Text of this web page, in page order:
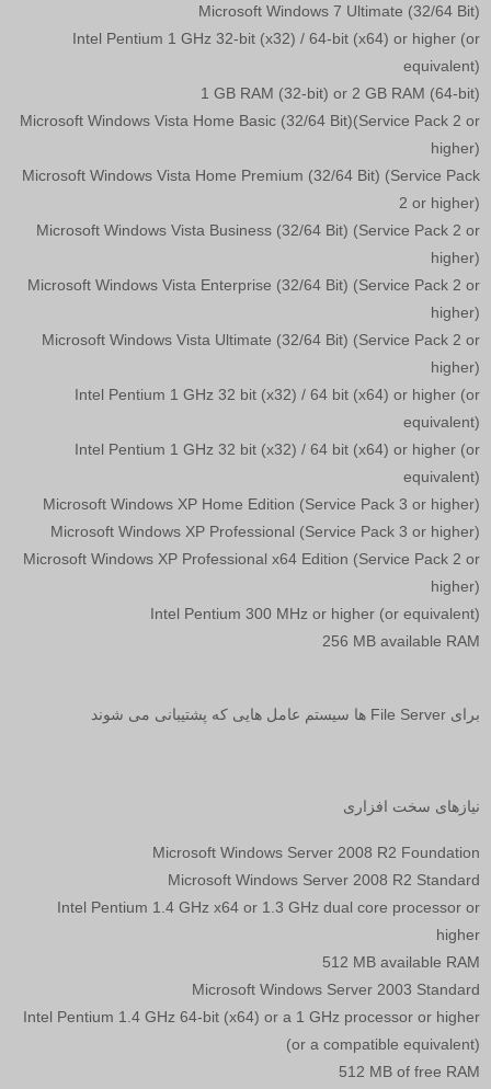
Microsoft Windows 7 Ultimate (32/64 Bit)
Intel Pentium 1 GHz 32-bit (x32) / 64-bit (x64) or higher (or
equivalent)
1 GB RAM (32-bit) or 2 GB RAM (64-bit)
Microsoft Windows Vista Home Basic (32/64 Bit)(Service Pack 2 or
higher)
Microsoft Windows Vista Home Premium (32/64 Bit) (Service Pack
2 or higher)
Microsoft Windows Vista Business (32/64 Bit) (Service Pack 2 or
higher)
Microsoft Windows Vista Enterprise (32/64 Bit) (Service Pack 2 or
higher)
Microsoft Windows Vista Ultimate (32/64 Bit) (Service Pack 2 or
higher)
Intel Pentium 1 GHz 32 bit (x32) / 64 bit (x64) or higher (or
equivalent)
Intel Pentium 1 GHz 32 bit (x32) / 64 bit (x64) or higher (or
equivalent)
Microsoft Windows XP Home Edition (Service Pack 3 or higher)
Microsoft Windows XP Professional (Service Pack 3 or higher)
Microsoft Windows XP Professional x64 Edition (Service Pack 2 or
higher)
Intel Pentium 300 MHz or higher (or equivalent)
256 MB available RAM
برای File Server ها سیستم عامل هایی که پشتیبانی می شوند
نیازهای سخت افزاری
Microsoft Windows Server 2008 R2 Foundation
Microsoft Windows Server 2008 R2 Standard
Intel Pentium 1.4 GHz x64 or 1.3 GHz dual core processor or
higher
512 MB available RAM
Microsoft Windows Server 2003 Standard
Intel Pentium 1.4 GHz 64-bit (x64) or a 1 GHz processor or higher
(or a compatible equivalent)
512 MB of free RAM